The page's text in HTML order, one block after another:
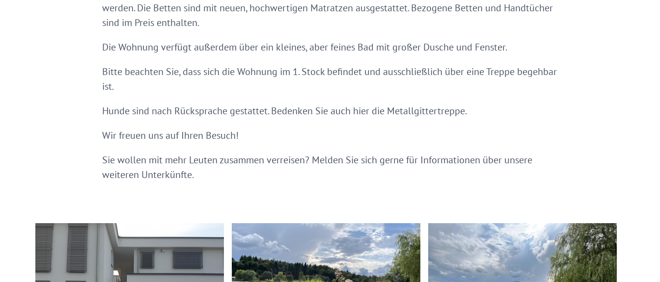
werden. Die Betten sind mit neuen, hochwertigen Matratzen ausgestattet. Bezogene Betten und Handtücher
sind im Preis enthalten.
Die Wohnung verfügt außerdem über ein kleines, aber feines Bad mit großer Dusche und Fenster.
Bitte beachten Sie, dass sich die Wohnung im 1. Stock befindet und ausschließlich über eine Treppe begehbar
ist.
Hunde sind nach Rücksprache gestattet. Bedenken Sie auch hier die Metallgittertreppe.
Wir freuen uns auf Ihren Besuch!
Sie wollen mit mehr Leuten zusammen verreisen? Melden Sie sich gerne für Informationen über unsere
weiteren Unterkünfte.